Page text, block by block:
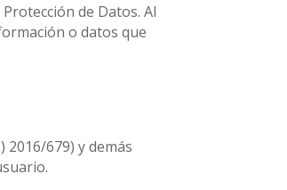
de Datos. Al
o datos que
2016/679) y demás